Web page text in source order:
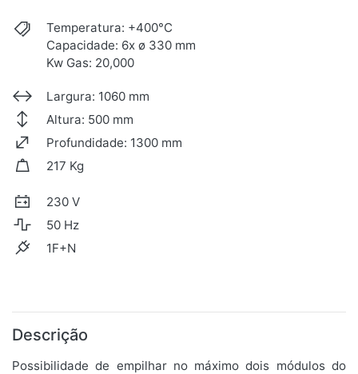
Temperatura: +400°C
Capacidade: 6x ø 330 mm
Kw Gas: 20,000
Largura: 1060 mm
Altura: 500 mm
Profundidade: 1300 mm
217 Kg
230 V
50 Hz
1F+N
Descrição
Possibilidade de empilhar no máximo dois módulos do